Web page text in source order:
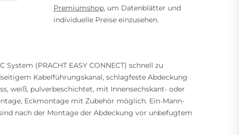
Premiumshop, um Datenblätter und
individuelle Preise einzusehen.
(PRACHT EASY CONNECT) schnell zu
Kabelführungskanal, schlagfeste Abdeckung
weiß, pulverbeschichtet, mit Innensechskant- oder
Eckmontage mit Zubehör möglich. Ein-Mann-
nach der Montage der Abdeckung vor unbefugtem